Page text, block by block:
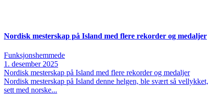
Nordisk mesterskap på Island med flere rekorder og medaljer
Funksjonshemmede
1. desember 2025
Nordisk mesterskap på Island med flere rekorder og medaljer
Nordisk mesterskap på Island denne helgen, ble svært så vellykket,
sett med norske...